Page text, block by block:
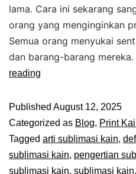
lama. Cara ini sekarang
orang yang menginginkan
Semua orang menyukai
dan barang-barang
reading
Published August 12, 2025
Categorized as Blog, Print
Tagged arti sublimasi kain,
sublimasi kain, pengertian
sublimasi kain, sublimasi kain,